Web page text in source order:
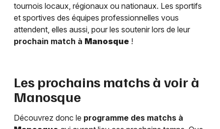
tournois locaux, régionaux ou nationaux. Les sportifs
et sportives des équipes professionnelles vous
attendent, elles aussi, pour les soutenir lors de leur
prochain match à Manosque !
Les prochains matchs à voir à
Manosque
Découvrez donc le programme des matchs à